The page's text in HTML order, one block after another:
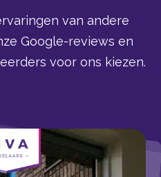
van andere
Google-reviews en
voor ons kiezen.